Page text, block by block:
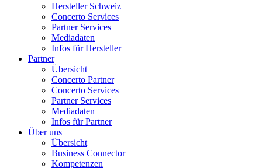
Hersteller Schweiz
Concerto Services
Partner Services
Mediadaten
Infos für Hersteller
Partner
Übersicht
Concerto Partner
Concerto Services
Partner Services
Mediadaten
Infos für Partner
Über uns
Übersicht
Business Connector
Kompetenzen